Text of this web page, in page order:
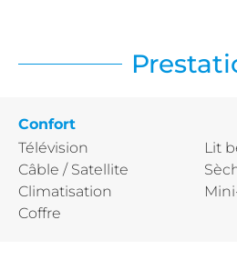
Confort
Télévision
Câble / Satellite
Climatisation
Coffre
Lit